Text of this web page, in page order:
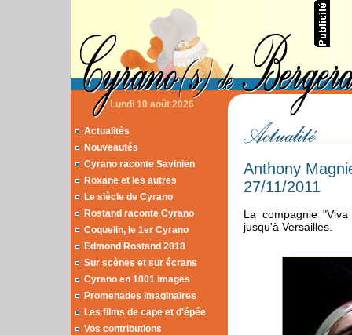
Lundi 10 août 2026
Actualités
Nouveautés
Cyrano raconte Savinien
Roxane et les autres
Le siècle de Cyrano
Rostand raconte Cyrano
Coquelin, le 1er Cyrano
Edmond Rostand 2018
Sur scènes et sur écrans
Cyrano en 1001 images
Promenades imaginaires
Les films de cape et d'épée
Vos contributions
Anthony
27/11/2011
La compagnie
jusqu'à Versailles.